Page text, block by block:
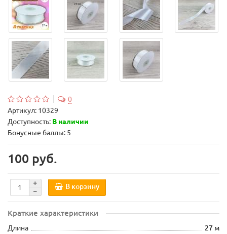
0
Артикул: 10329
Доступность: В наличии
Бонусные баллы: 5
100 руб.
В корзину
Краткие характеристики
Длина
27 м